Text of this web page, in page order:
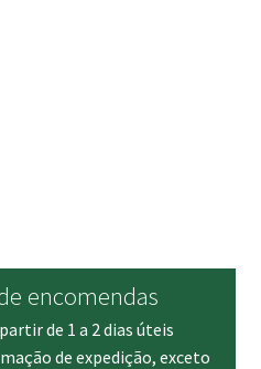
encomendas
de 1 a 2 dias úteis
de expedição, exceto